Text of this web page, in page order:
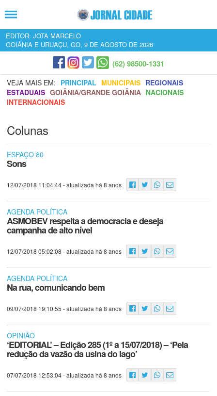
EDITOR: JOTA MARCELO
GOIÂNIA E URUAÇU, GO, 9 DE AGOSTO DE 2026
(62) 98500-1331
VEJA MAIS EM: PRINCIPAL MUNICIPAIS REGIONAIS
ESTADUAIS GOIÂNIA/GRANDE GOIÂNIA NACIONAIS
INTERNACIONAIS
Colunas
ESPAÇO 80
Sons
12/07/2018 11:04:44- atualizada há 8 anos
AGENDA POLÍTICA
ASMOBEV respeita a democracia e deseja
campanha de alto nível
12/07/2018 05:02:08 - atualizada há 8 anos
AGENDA POLÍTICA
Na rua, comunicando bem
09/07/2018 19:10:55 - atualizada há 8 anos
OPINIÃO
‘EDITORIAL’ – Edição 285 (1º a 15/07/2018) – ‘Pela
redução da vazão da usina do lago’
07/07/2018 12:53:04- atualizada há 8 anos